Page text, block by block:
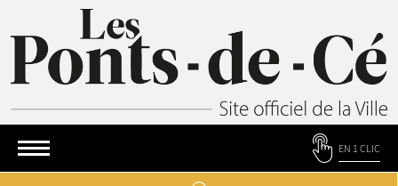
EN 1 CLIC